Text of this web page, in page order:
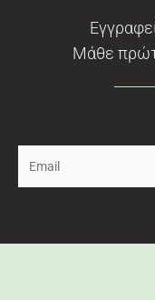
Μάθε